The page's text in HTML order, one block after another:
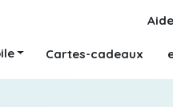
Cartes-cadeaux